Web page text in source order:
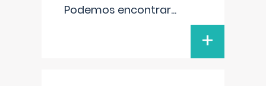
Podemos encontrar...
+